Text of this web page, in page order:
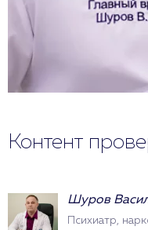
Контент
Шуров
Психиатр,